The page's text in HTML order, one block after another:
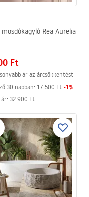
Rea Aurelia
Ft
ár az árcsökkentést
30 napban: 17 500 Ft -1%
: 32 900 Ft